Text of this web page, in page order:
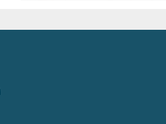
организациилор де